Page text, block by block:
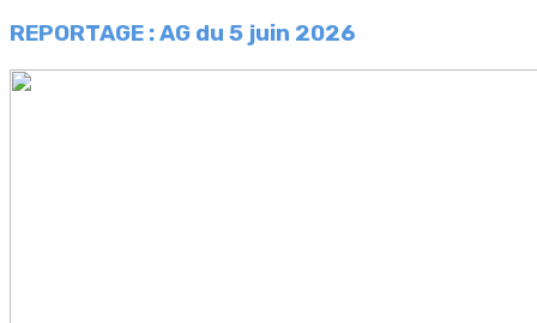
REPORTAGE :AG du 5 juin 2026